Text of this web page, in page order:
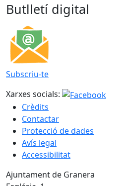
Butlletí digital
Subscriu-te
Xarxes socials:
Crèdits
Contactar
Protecció de dades
Avís legal
Accessibilitat
Ajuntament de Granera